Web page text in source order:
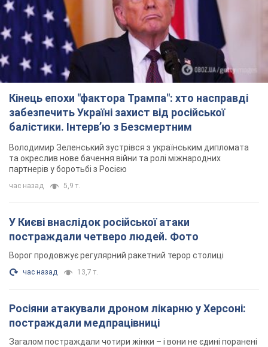
Кінець епохи "фактора Трампа": хто насправді
забезпечить Україні захист від російської
балістики. Інтерв’ю з Безсмертним
Володимир Зеленський зустрівся з українським дипломата
та окреслив нове бачення війни та ролі міжнародних
партнерів у боротьбі з Росією
час назад 5,9 т.
У Києві внаслідок російської атаки
постраждали четверо людей. Фото
Ворог продовжує регулярний ракетний терор столиці
час назад 13,7 т.
Росіяни атакували дроном лікарню у Херсоні:
постраждали медпрацівниці
Загалом постраждали чотири жінки – і вони не єдині поранені